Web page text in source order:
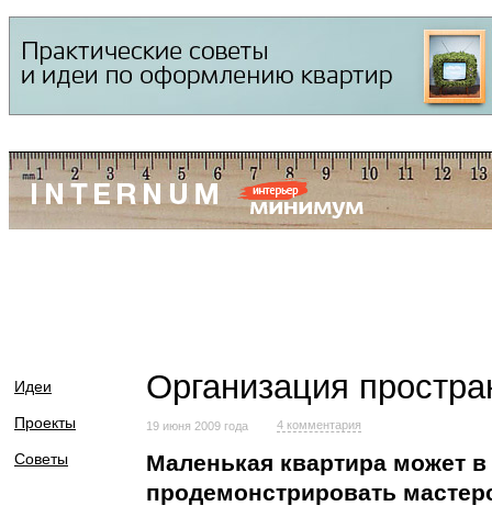
Идеи
Проекты
Советы
Организация
19 июня 2009 года 4 комментария
Маленькая квартира может
продемонстрировать